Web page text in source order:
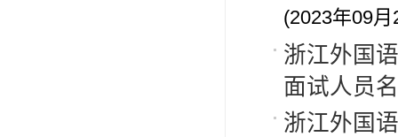
(2023年09月
浙江外国
面试人员
浙江外国